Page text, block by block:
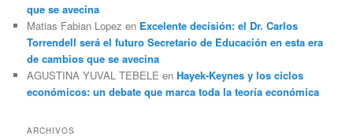
que se avecina
Matias Fabian Lopez en Excelente decisión: el Dr. Carlos
Torrendell será el futuro Secretario de Educación en esta era
de cambios que se avecina
AGUSTINA YUVAL TEBELE enHayek-Keynes y los ciclos
económicos: un debate que marca toda la teoría económica
ARCHIVOS